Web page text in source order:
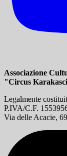
Associazione
"Circus
Legalmente
P.IVA/C.F.
Via delle Acacie,